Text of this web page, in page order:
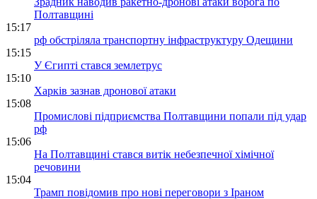
Полтавщині
15:17
рф обстріляла транспортну інфраструктуру Одещини
15:15
У Єгипті стався землетрус
15:10
Харків зазнав дронової атаки
15:08
Промислові підприємства Полтавщини попали під удар
рф
15:06
На Полтавщині стався витік небезпечної хімічної
речовини
15:04
Трамп повідомив про нові переговори з Іраном